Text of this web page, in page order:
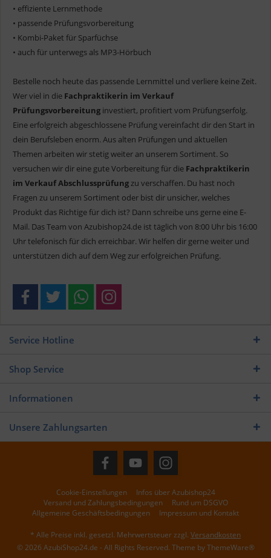
• effiziente Lernmethode
• passende Prüfungsvorbereitung
• Kombi-Paket für Sparfüchse
• auch für unterwegs als MP3-Hörbuch
Bestelle noch heute das passende Lernmittel und verliere keine Zeit.
Wer viel in die Fachpraktikerin im Verkauf
Prüfungsvorbereitung investiert, profitiert vom Prüfungserfolg.
Eine erfolgreich abgeschlossene Prüfung vereinfacht dir den Start in
dein Berufsleben enorm. Aus alten Prüfungen und aktuellen
Themen arbeiten wir stetig weiter an unserem Sortiment. So
versuchen wir dir eine gute Vorbereitung für die Fachpraktikerin
im Verkauf Abschlussprüfungzu verschaffen. Du hast noch
Fragen zu unserem Sortiment oder bist dir unsicher, welches
Produkt das Richtige für dich ist? Dann schreibe uns gerne eine E-
Mail. Das Team von Azubishop24.de ist täglich von 8:00 Uhr bis 16:00
Uhr telefonisch für dich erreichbar. Wir helfen dir gerne weiter und
unterstützen dich auf dem Weg zur erfolgreichen Prüfung.
Service Hotline
Shop Service
Informationen
Unsere Zahlungsarten
Cookie-Einstellungen
Infos über Azubishop24
Versand und Zahlungsbedingungen
Rund um DSGVO
Allgemeine Geschäftsbedingungen
Impressum und Kontakt
* Alle Preise inkl. gesetzl. Mehrwertsteuer zzgl. Versandkosten
© 2026 AzubiShop24.de - All Rights Reserved. Theme byThemeWare®